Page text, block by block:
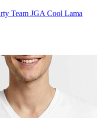
Team JGA Cool Lama